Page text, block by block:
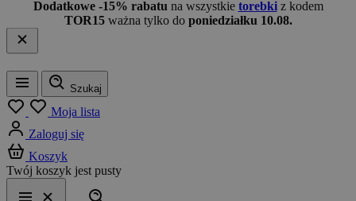
Dodatkowe -15% rabatu na wszystkie torebkiz kodem
TOR15 ważna tylko do poniedziałku 10.08.
Menu
Szukaj
Moja lista
Zaloguj się
Koszyk
Twój koszyk jest pusty